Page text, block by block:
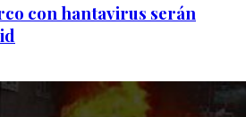
con hantavirus serán